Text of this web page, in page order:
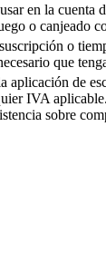
en la cuenta
o canjeado
o
que
aplicación de
IVA aplicable.
sobre